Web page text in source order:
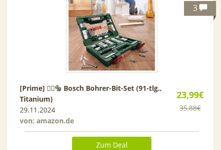
3
23,99€
35,88€
[Prime] 👷‍♂🔩 Bosch Bohrer-Bit-Set (91-tlg.,
Titanium)
29.11.2024
von: amazon.de
Zum Deal